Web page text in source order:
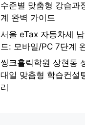
수준별 맞춤형 강습과
계 완벽 가이드
서울 eTax 자동차세
드: 모바일/PC 7단계
씽크홀릭학원 상현동
대일 맞춤형 학습컨설
리